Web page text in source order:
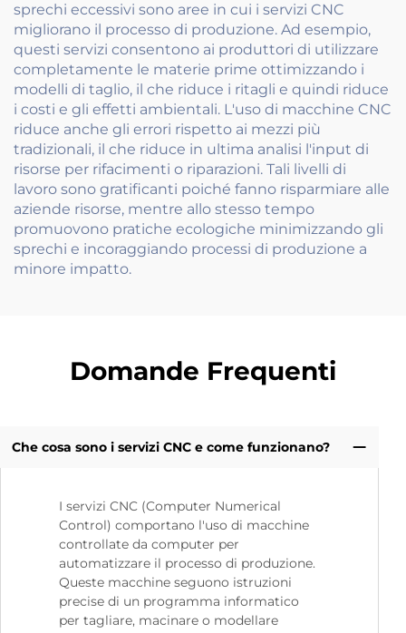
sprechi eccessivi sono aree in cui i servizi CNC
migliorano il processo di produzione. Ad esempio,
questi servizi consentono ai produttori di utilizzare
completamente le materie prime ottimizzando i
modelli di taglio, il che riduce i ritagli e quindi riduce
i costi e gli effetti ambientali. L'uso di macchine CNC
riduce anche gli errori rispetto ai mezzi più
tradizionali, il che riduce in ultima analisi l'input di
risorse per rifacimenti o riparazioni. Tali livelli di
lavoro sono gratificanti poiché fanno risparmiare alle
aziende risorse, mentre allo stesso tempo
promuovono pratiche ecologiche minimizzando gli
sprechi e incoraggiando processi di produzione a
minore impatto.
Domande Frequenti
Che cosa sono i servizi CNC e come funzionano?
I servizi CNC (Computer Numerical
Control) comportano l'uso di macchine
controllate da computer per
automatizzare il processo di produzione.
Queste macchine seguono istruzioni
precise di un programma informatico
per tagliare, macinare o modellare